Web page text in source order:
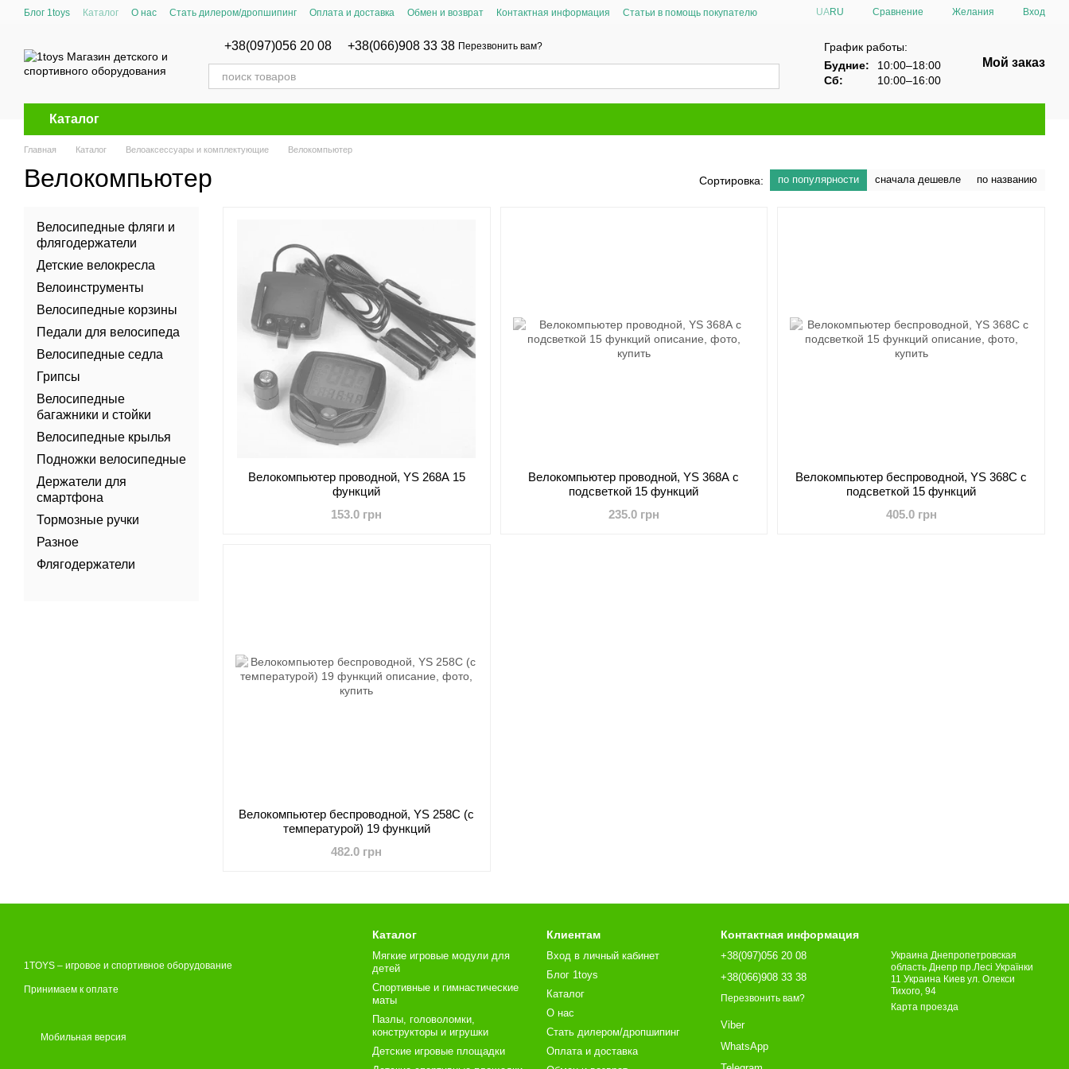
Перейти к основному контенту
Блог 1toys Каталог О нас Стать дилером/дропшипинг Оплата и доставка Обмен и возврат Контактная информация
Статьи в помощь покупателю
UARU Сравнение Желания Вход
+38(097)056 20 08 +38(066)908 33 38 Перезвонить вам?
График работы:
Будние:
10:00–18:00
Сб:
10:00–16:00
Мой заказ
Каталог
Главная Каталог Велоаксессуары и комплектующие Велокомпьютер
Велокомпьютер Сортировка: по популярности сначала дешевле по названию
Велокомпьютер проводной, YS 268А 15
функций
153.0 грн
Велокомпьютер проводной, YS 368А с
подсветкой 15 функций
235.0 грн
Велокомпьютер беспроводной, YS 368С с
подсветкой 15 функций
405.0 грн
Велокомпьютер беспроводной, YS 258С (с
температурой) 19 функций
482.0 грн
Велосипедные фляги и
флягодержатели
Детские велокресла
Велоинструменты
Велосипедные корзины
Педали для велосипеда
Велосипедные седла
Грипсы
Велосипедные
багажники и стойки
Велосипедные крылья
Подножки велосипедные
Держатели для
смартфона
Тормозные ручки
Разное
Флягодержатели
1TOYS – игровое и спортивное оборудование
Принимаем к оплате
Мобильная версия
Каталог
Мягкие игровые модули для
детей
Спортивные и гимнастические
маты
Пазлы, головоломки,
конструкторы и игрушки
Детские игровые площадки
Клиентам
Вход в личный кабинет
Блог 1toys
Каталог
О нас
Стать дилером/дропшипинг
Оплата и доставка
Контактная информация
+38(097)056 20 08
+38(066)908 33 38
Перезвонить вам?
Viber
WhatsApp
Украина Днепропетровская
область Днепр пр.Лесі Українки
11 Украина Киев ул. Олекси
Тихого, 94
Карта проезда